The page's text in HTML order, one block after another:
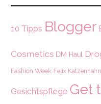
10 Tipps Blogger
Cosmetics DM Haul
Fashion Week Felix
Gesichtspflege Get